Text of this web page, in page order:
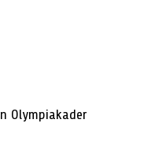
Olympiakader